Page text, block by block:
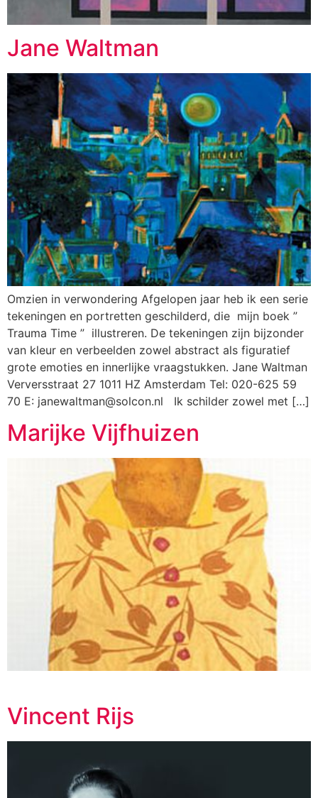
Jane Waltman
Omzien in verwondering Afgelopen jaar heb ik een serie
tekeningen en portretten geschilderd, die mijn boek ”
Trauma Time ” illustreren. De tekeningen zijn bijzonder
van kleur en verbeelden zowel abstract als figuratief
grote emoties en innerlijke vraagstukken. Jane Waltman
Verversstraat 27 1011 HZ Amsterdam Tel: 020-625 59
70 E: janewaltman@solcon.nl Ik schilder zowel met […]
Marijke Vijfhuizen
Vincent Rijs